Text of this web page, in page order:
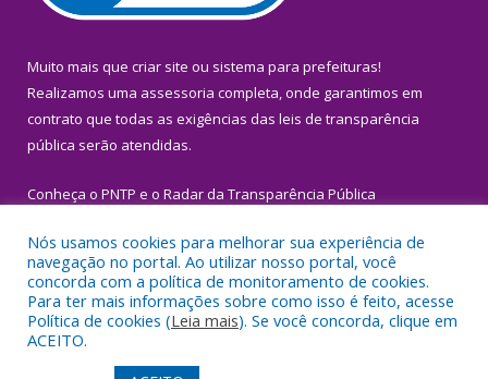
Muito mais que criar site ou sistema para prefeituras!
Realizamos uma assessoria completa, onde garantimos em
contrato que todas as exigências das leis de transparência
pública serão atendidas.
Conheça o PNTP e o Radar da Transparência Pública
Todos os direitos reservados a Prefeitura Municipal de Igarapé-
Miri.
Nós usamos cookies para melhorar sua experiência de
navegação no portal. Ao utilizar nosso portal, você
concorda com a política de monitoramento de cookies.
Para ter mais informações sobre como isso é feito, acesse
Política de cookies (Leia mais). Se você concorda, clique em
ACEITO.